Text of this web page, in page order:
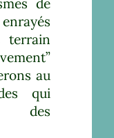
de
terrain
au
qui
des